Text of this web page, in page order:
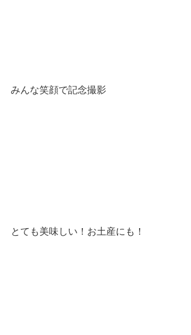
みんな笑顔で記念撮影
とても美味しい！お土産にも！